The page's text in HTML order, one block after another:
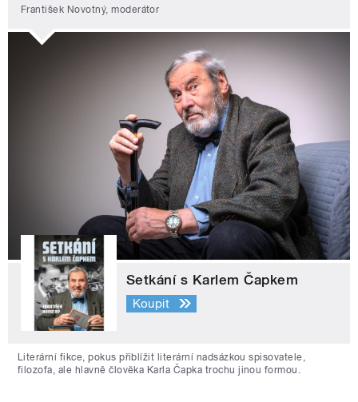
František Novotný, moderátor
Setkání s Karlem Čapkem
Koupit
Literární fikce, pokus přiblížit literární nadsázkou spisovatele,
filozofa, ale hlavně člověka Karla Čapka trochu jinou formou.